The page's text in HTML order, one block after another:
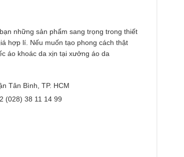
những sản phẩm sang trọng trong thiết
hợp lí. Nếu muốn tạo phong cách thật
áo khoác da xịn tại xưởng áo da
Tân Bình, TP. HCM
(028) 38 11 14 99